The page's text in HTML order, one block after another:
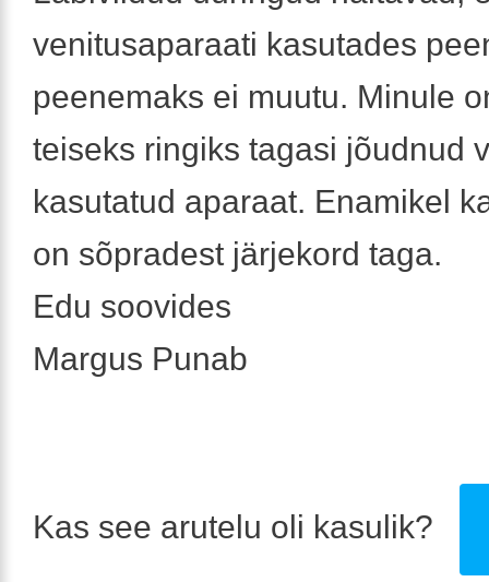
venitusaparaati kasutades
peenemaks ei muutu. Minule
teiseks ringiks tagasi jõudnud
kasutatud aparaat. Enamikel
on sõpradest järjekord taga.
Edu soovides
Margus Punab
Kas see arutelu oli kasulik?